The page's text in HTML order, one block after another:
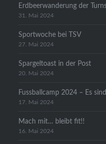
Erdbeerwanderung der
31. Mai 2024
Sportwoche bei TSV
27. Mai 2024
Spargeltoast in der Post
20. Mai 2024
Fussballcamp 2024 – Es
17. Mai 2024
Mach mit… bleibt fit!!
16. Mai 2024